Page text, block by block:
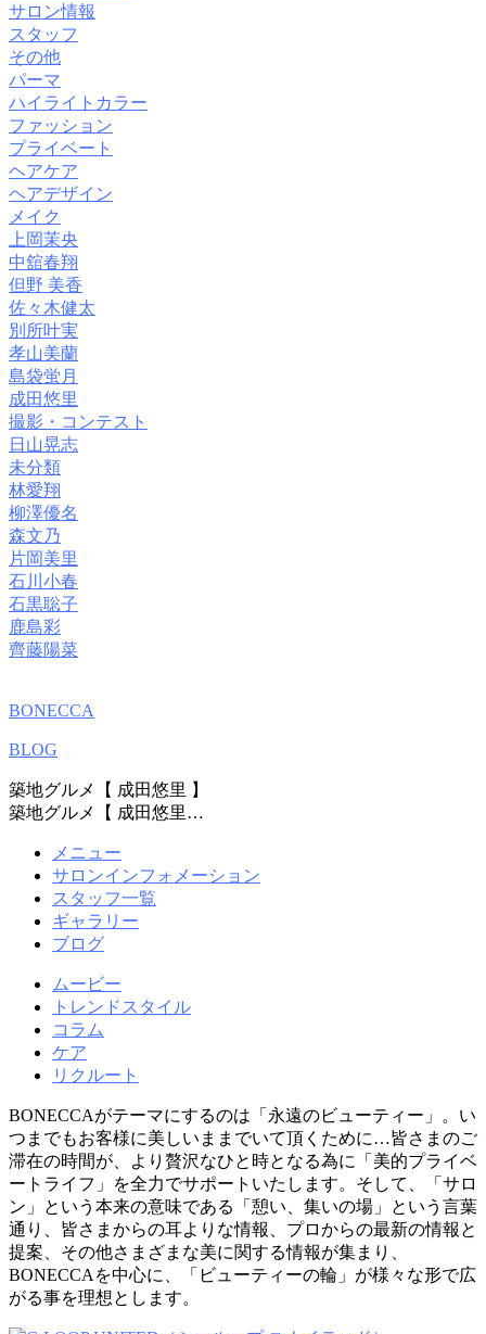
サロン情報
スタッフ
その他
パーマ
ハイライトカラー
ファッション
プライベート
ヘアケア
ヘアデザイン
メイク
上岡茉央
中舘春翔
但野 美香
佐々木健太
別所叶実
孝山美蘭
島袋蛍月
成田悠里
撮影・コンテスト
日山晃志
未分類
林愛翔
柳澤優名
森文乃
片岡美里
石川小春
石黒聡子
鹿島彩
齊藤陽菜
BONECCA
BLOG
築地グルメ【 成田悠里 】
築地グルメ【 成田悠里…
メニュー
サロンインフォメーション
スタッフ一覧
ギャラリー
ブログ
ムービー
トレンドスタイル
コラム
ケア
リクルート
BONECCAがテーマにするのは「永遠のビューティー」。い
つまでもお客様に美しいままでいて頂くために…皆さまのご
滞在の時間が、より贅沢なひと時となる為に「美的プライベ
ートライフ」を全力でサポートいたします。そして、「サロ
ン」という本来の意味である「憩い、集いの場」という言葉
通り、皆さまからの耳よりな情報、プロからの最新の情報と
提案、その他さまざまな美に関する情報が集まり、
BONECCAを中心に、「ビューティーの輪」が様々な形で広
がる事を理想とします。